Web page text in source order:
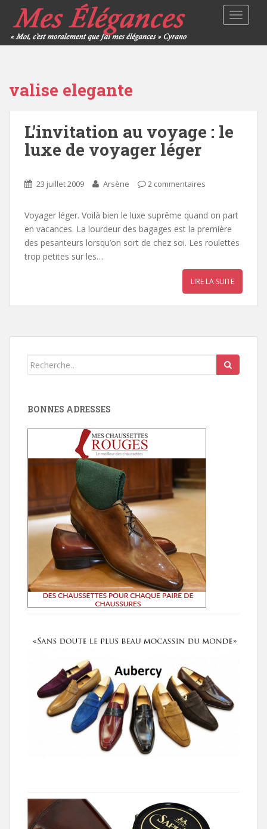
valise elegante
L’invitation au voyage : le
luxe de voyager léger
23 juillet 2009 Arsène 2 commentaires
Voyager léger. Voilà bien le luxe suprême quand on part
en vacances. La lourdeur des bagages est la première
des pesanteurs lorsqu’on sort de chez soi. Les roulettes
trop petites sur les…
LIRE LA SUITE
Search
BONNES ADRESSES